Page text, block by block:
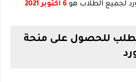
6 أكتوبر 2021
بطلب للحصول على منحة